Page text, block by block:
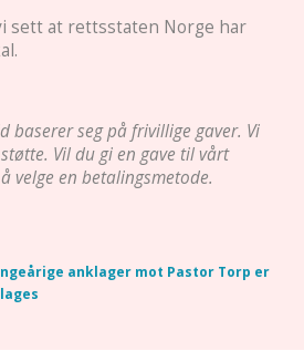
sett at rettsstaten Norge har
baserer seg på frivillige gaver. Vi
Vil du gi en gave til vårt
velge en betalingsmetode.
anklager mot Pastor Torp er